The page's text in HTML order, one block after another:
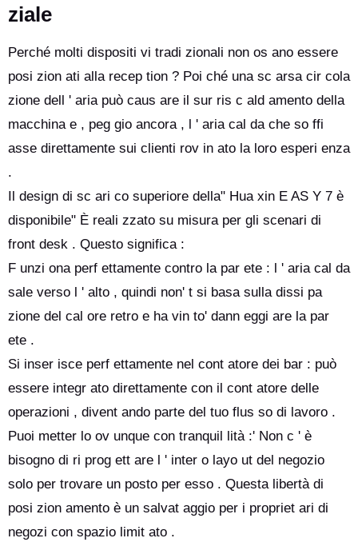
ziale
Perché molti dispositi vi tradi zionali non os ano essere
posi zion ati alla recep tion ? Poi ché una sc arsa cir cola
zione dell ' aria può caus are il sur ris c ald amento della
macchina e , peg gio ancora , l ' aria cal da che so ffi
asse direttamente sui clienti rov in ato la loro esperi enza
.
Il design di sc ari co superiore della" Hua xin E AS Y 7 è
disponibile" È reali zzato su misura per gli scenari di
front desk . Questo significa :
F unzi ona perf ettamente contro la par ete : l ' aria cal da
sale verso l ' alto , quindi non' t si basa sulla dissi pa
zione del cal ore retro e ha vin to' dann eggi are la par
ete .
Si inser isce perf ettamente nel cont atore dei bar : può
essere integr ato direttamente con il cont atore delle
operazioni , divent ando parte del tuo flus so di lavoro .
Puoi metter lo ov unque con tranquil lità :' Non c ' è
bisogno di ri prog ett are l ' inter o layo ut del negozio
solo per trovare un posto per esso . Questa libertà di
posi zion amento è un salvat aggio per i propriet ari di
negozi con spazio limit ato .